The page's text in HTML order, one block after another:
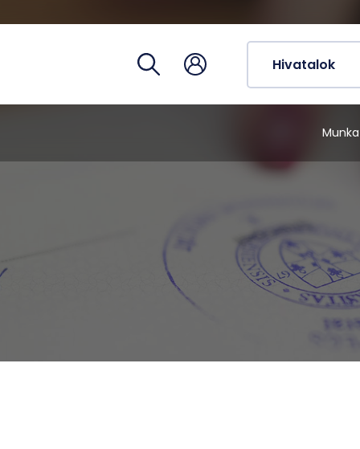
Hivatalok
egységek
Telefonkönyv
Órarendek